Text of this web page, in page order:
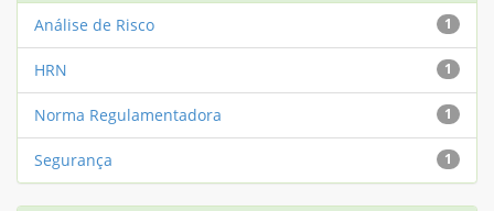
1
Análise de Risco
1
HRN
1
Norma Regulamentadora
1
Segurança